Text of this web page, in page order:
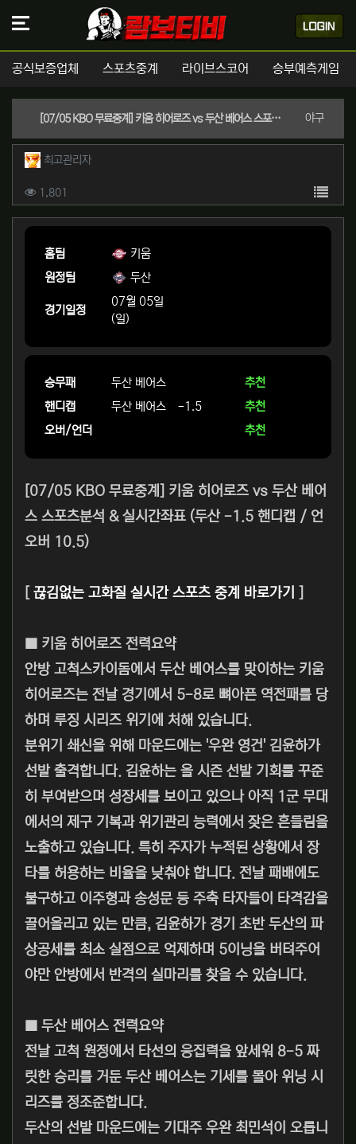
공식보증업체 스포츠중계 라이브스코어 승부예측게임
[07/05 KBO 무료중계] 키움 히어로즈 vs 두산 베어스 스포츠분석 & 실시간좌표 (두산 -1.5 핸디캡 / 언오버 10.5) 야구분류
작성자 정보
최고관리자작성
컨텐츠 정보
1,801 목록
본문
홈팀
키움
원정팀
두산
경기일정
07월 05일
(일)
승무패 두산 베어스
추천
핸디캡
두산 베어스 -1.5
추천
오버/언더
추천
[07/05 KBO 무료중계] 키움 히어로즈 vs 두산 베어
스 스포츠분석 & 실시간좌표 (두산 -1.5 핸디캡 / 언
오버 10.5)
끊김없는 고화질 실시간 스포츠 중계 바로가기
■ 키움 히어로즈 전력요약
안방 고척스카이돔에서 두산 베어스를 맞이하는 키움
히어로즈는 전날 경기에서 5-8로 뼈아픈 역전패를 당
하며 루징 시리즈 위기에 처해 있습니다.
분위기 쇄신을 위해 마운드에는 '우완 영건' 김윤하가
선발 출격합니다. 김윤하는 올 시즌 선발 기회를 꾸준
히 부여받으며 성장세를 보이고 있으나 아직 1군 무대
에서의 제구 기복과 위기관리 능력에서 잦은 흔들림을
노출하고 있습니다. 특히 주자가 누적된 상황에서 장
타를 허용하는 비율을 낮춰야 합니다. 전날 패배에도
불구하고 이주형과 송성문 등 주축 타자들이 타격감을
끌어올리고 있는 만큼, 김윤하가 경기 초반 두산의 파
상공세를 최소 실점으로 억제하며 5이닝을 버텨주어
야만 안방에서 반격의 실마리를 찾을 수 있습니다.
■ 두산 베어스 전력요약
전날 고척 원정에서 타선의 응집력을 앞세워 8-5 짜
릿한 승리를 거둔 두산 베어스는 기세를 몰아 위닝 시
리즈를 정조준합니다.
두산의 선발 마운드에는 기대주 우완 최민석이 오릅니